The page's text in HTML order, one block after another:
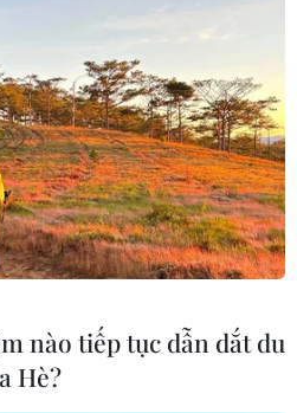
lớn
2026/27
vs
trò HLV Kim
đầu bảng?
toan tính
nào tiếp tục dẫn dắt du
Hè?